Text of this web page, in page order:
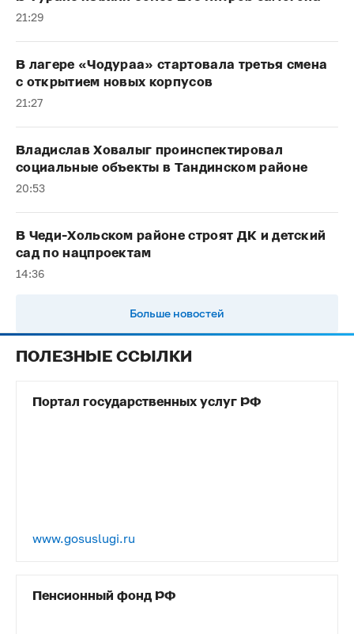
21:29
В лагере «Чодураа» стартовала третья смена
с открытием новых корпусов
21:27
Владислав Ховалыг проинспектировал
социальные объекты в Тандинском районе
20:53
В Чеди-Хольском районе строят ДК и детский
сад по нацпроектам
14:36
Больше новостей
ПОЛЕЗНЫЕ ССЫЛКИ
Портал государственных услуг РФ
www.gosuslugi.ru
Пенсионный фонд РФ